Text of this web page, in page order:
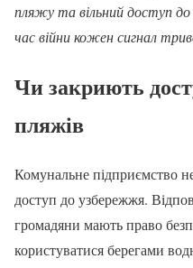
пляжу та вільний доступ
час війни кожен сигнал
Чи закриють
пляжів
Комунальне підприємство
доступ до узбережжя.
громадяни мають право
користуватися берегами